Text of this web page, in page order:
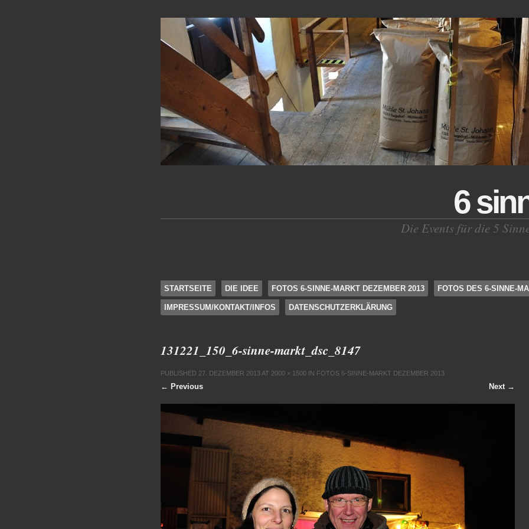
6
Die Events für die 5
Menu
SKIP TO CONTENT
STARTSEITE DIE IDEE FOTOS 6-SINNE-MARKT DEZEMBER 2013 FOTOS DES 6-SINNE-
IMPRESSUM/KONTAKT/INFOS DATENSCHUTZERKLÄRUNG
131221_150_6-sinne-markt_dsc_8147
PUBLISHED 27. DEZEMBER 2013 AT 2000 × 1500 IN FOTOS 6-SINNE-MARKT DEZEMBER 2013
← Previous Next →